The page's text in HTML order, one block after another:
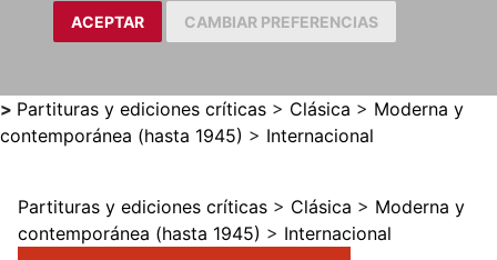
ACEPTAR CAMBIAR PREFERENCIAS
> Partituras y ediciones críticas > Clásica > Moderna y
contemporánea (hasta 1945) > Internacional
Partituras y ediciones críticas > Clásica > Moderna y
contemporánea (hasta 1945) > Internacional